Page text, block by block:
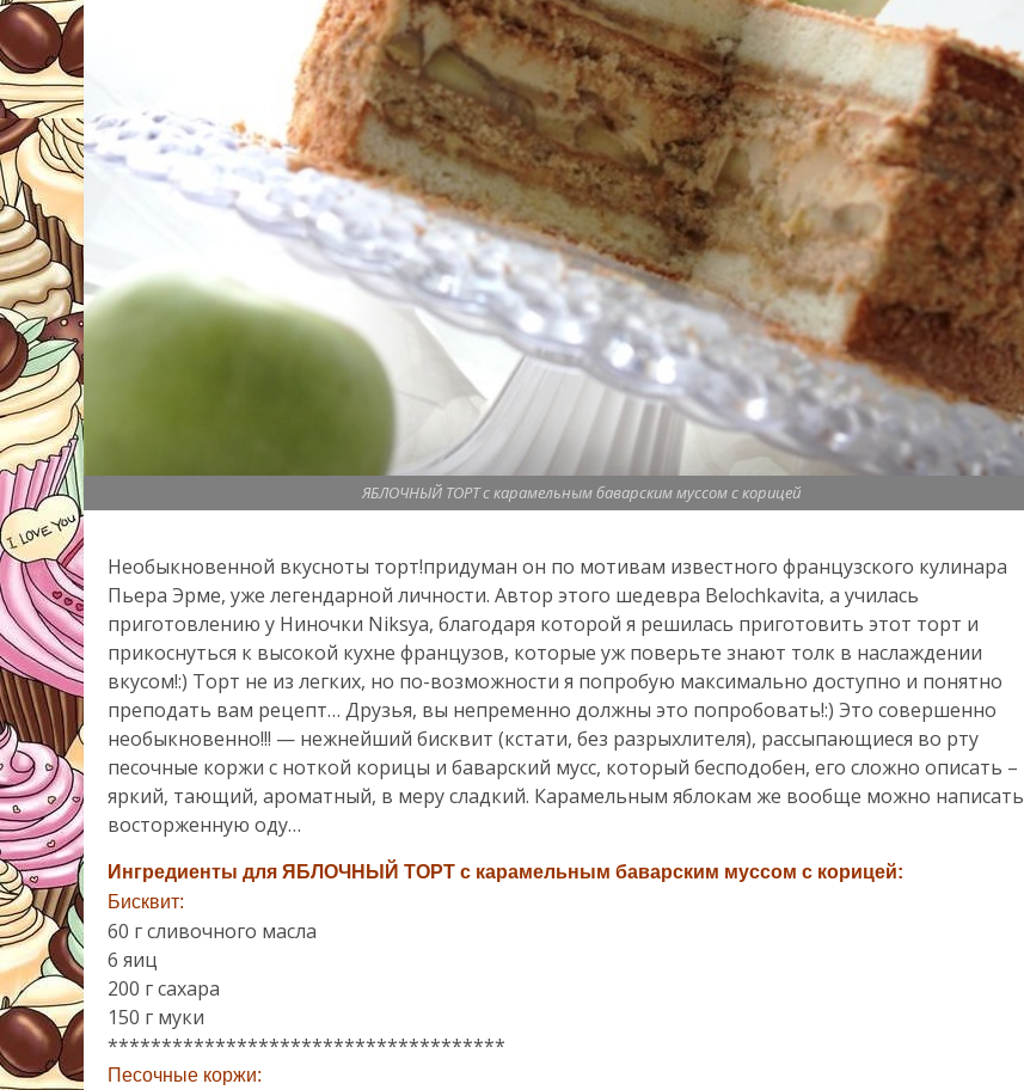
ЯБЛОЧНЫЙ ТОРТ с карамельным баварским муссом с корицей
Необыкновенной вкусноты торт!придуман он по мотивам известного французского кулинара
Пьера Эрме, уже легендарной личности. Автор этого шедевра Belochkavita, а училась
приготовлению у Ниночки Niksya, благодаря которой я решилась приготовить этот торт и
прикоснуться к высокой кухне французов, которые уж поверьте знают толк в наслаждении
вкусом!:) Торт не из легких, но по-возможности я попробую максимально доступно и понятно
преподать вам рецепт… Друзья, вы непременно должны это попробовать!:) Это совершенно
необыкновенно!!! — нежнейший бисквит (кстати, без разрыхлителя), рассыпающиеся во рту
песочные коржи с ноткой корицы и баварский мусс, который бесподобен, его сложно описать –
яркий, тающий, ароматный, в меру сладкий. Карамельным яблокам же вообще можно написать
восторженную оду…
Ингредиенты для ЯБЛОЧНЫЙ ТОРТ с карамельным баварским муссом с корицей:
Бисквит:
60 г сливочного масла
6 яиц
200 г сахара
150 г муки
*************************************
Песочные коржи: